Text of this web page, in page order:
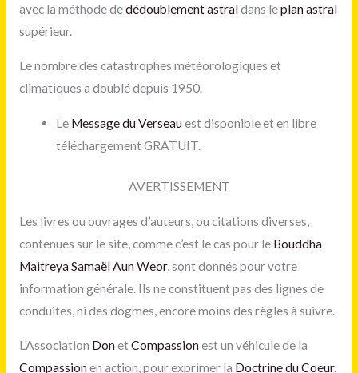
avec la méthode dedédoublement astraldans leplan astral
supérieur.
Le nombre des catastrophes météorologiques et
climatiques a doublé depuis 1950.
Le Message du Verseauest disponible et en libre
téléchargement GRATUIT.
AVERTISSEMENT
Les livres ou ouvrages d’auteurs, ou citations diverses,
contenues sur le site, comme c’est le cas pour le Bouddha
MaitreyaSamaël Aun Weor, sont donnés pour votre
information générale. Ils ne constituent pas des lignes de
conduites, ni des dogmes, encore moins des règles à suivre.
L’Association DonetCompassionest un véhicule de la
Compassionen action, pour exprimer la Doctrine du Coeur.